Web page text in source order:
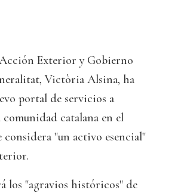
Exterior y Gobierno
Victòria Alsina, ha
portal de servicios a
catalana en el
considera "un activo esencial"
los "agravios históricos" de